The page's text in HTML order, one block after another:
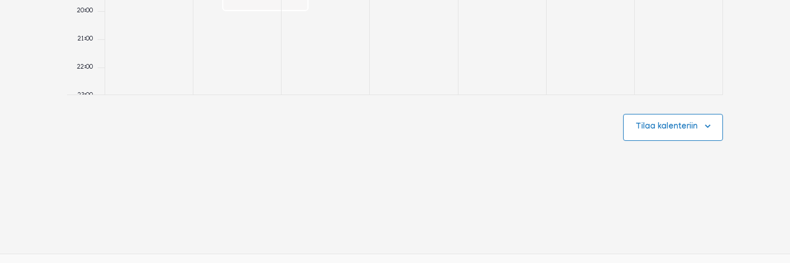
20:00
21:00
22:00
23:00
Tilaa kalenteriin